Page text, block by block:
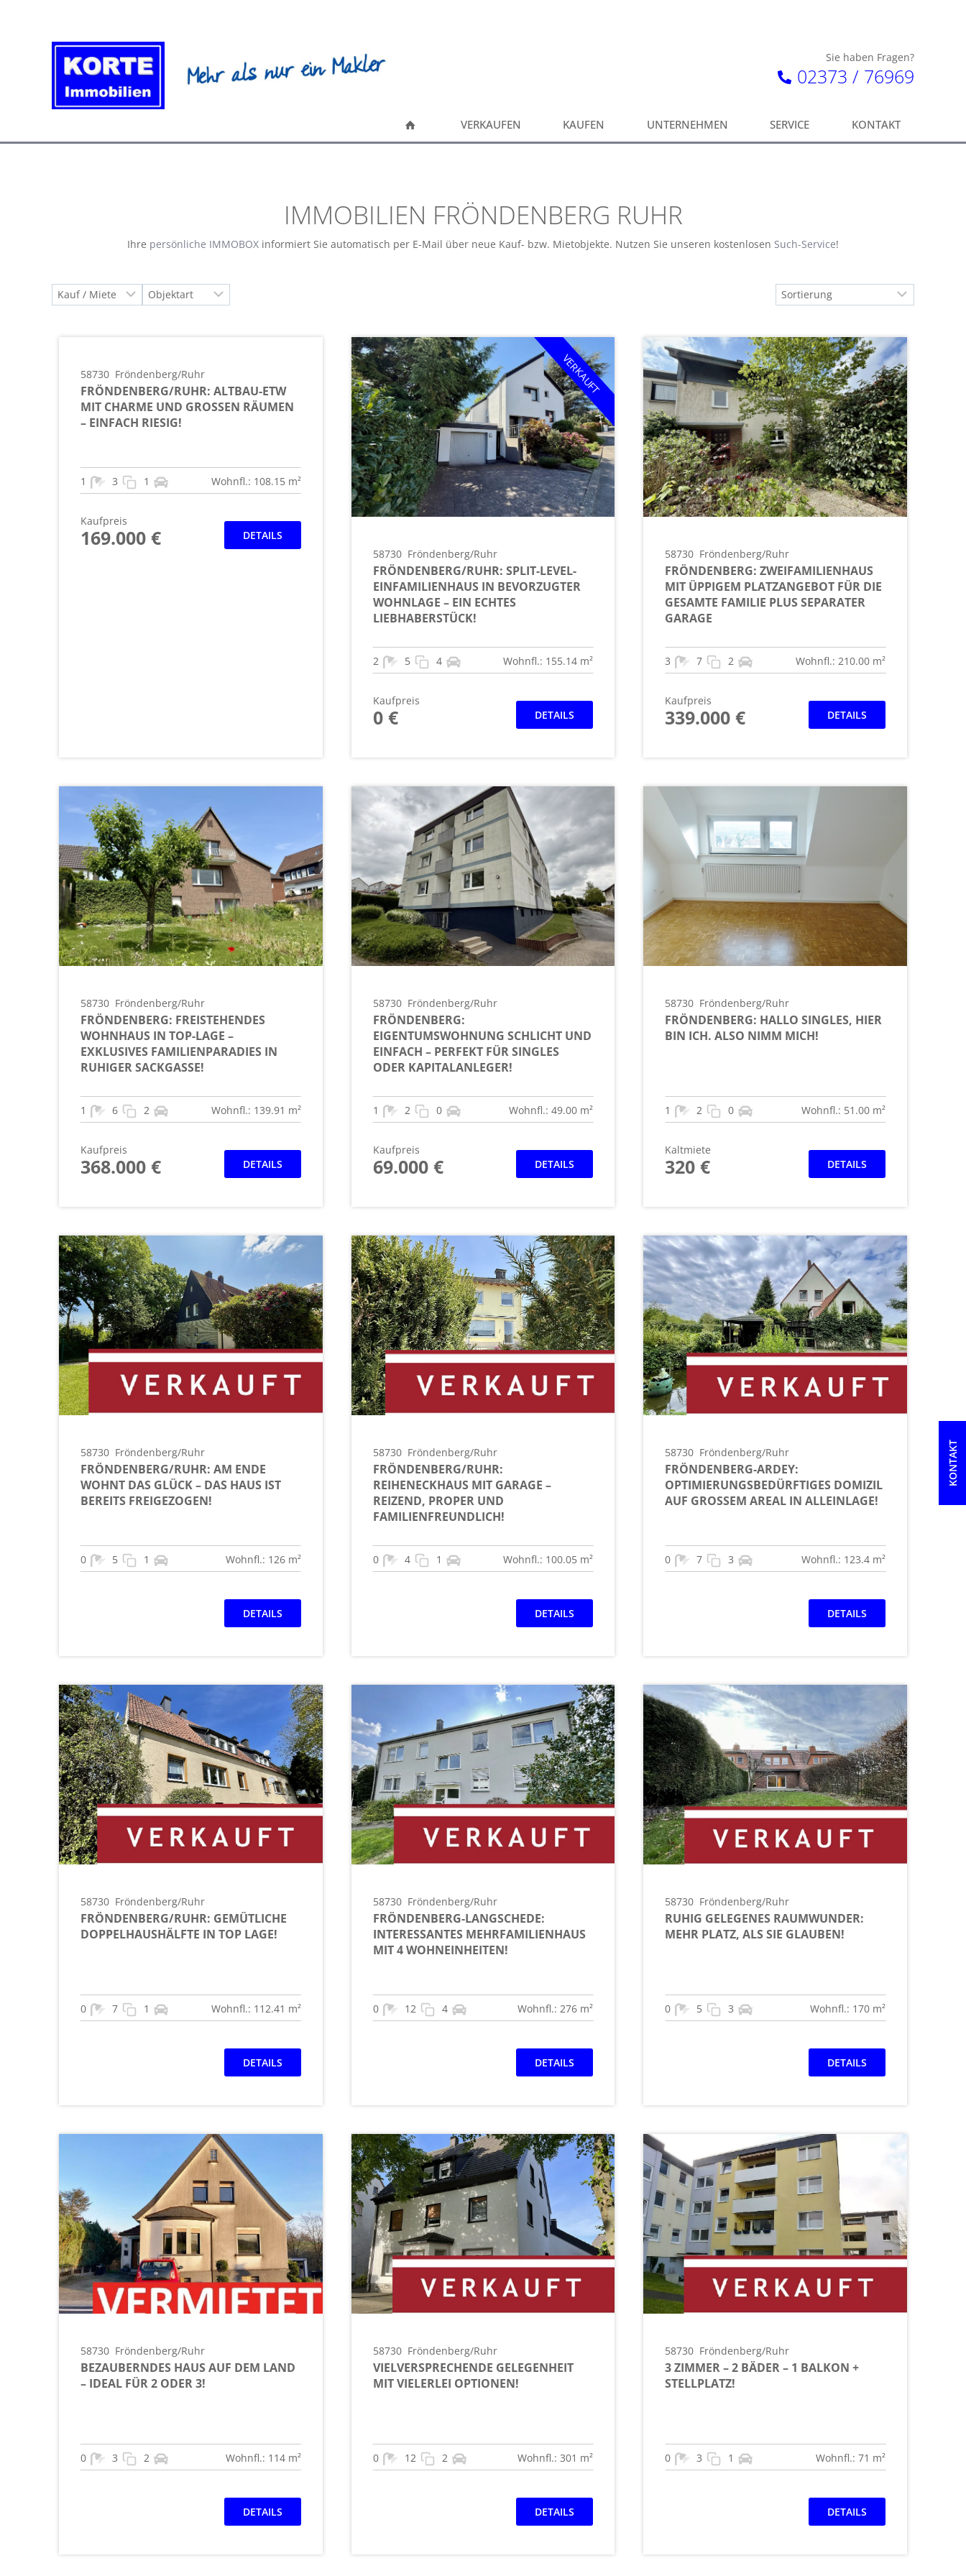
Sie haben Fragen?
02373 / 76969
VERKAUFEN KAUFEN UNTERNEHMEN SERVICE KONTAKT
KONTAKT
IMMOBILIEN FRÖNDENBERG RUHR
Ihre persönliche IMMOBOX informiert Sie automatisch per E-Mail über neue Kauf- bzw. Mietobjekte. Nutzen Sie unseren kostenlosen Such-Service!
58730 Fröndenberg/Ruhr
FRÖNDENBERG/RUHR: ALTBAU-ETW
MIT CHARME UND GROSSEN RÄUMEN –
EINFACH RIESIG!
1 3 1 Wohnfl.: 108.15 m²
Kaufpreis
169.000 € DETAILS
VERKAUFT
58730 Fröndenberg/Ruhr
FRÖNDENBERG/RUHR: SPLIT-LEVEL-
EINFAMILIENHAUS IN BEVORZUGTER
WOHNLAGE – EIN ECHTES
LIEBHABERSTÜCK!
2 5 4 Wohnfl.: 155.14 m²
Kaufpreis
0 € DETAILS
58730 Fröndenberg/Ruhr
FRÖNDENBERG: ZWEIFAMILIENHAUS
MIT ÜPPIGEM PLATZANGEBOT FÜR DIE
GESAMTE FAMILIE PLUS SEPARATER
GARAGE
3 7 2 Wohnfl.: 210.00 m²
Kaufpreis
339.000 € DETAILS
58730 Fröndenberg/Ruhr
FRÖNDENBERG: FREISTEHENDES
WOHNHAUS IN TOP-LAGE –
EXKLUSIVES FAMILIENPARADIES IN
RUHIGER SACKGASSE!
1 6 2 Wohnfl.: 139.91 m²
Kaufpreis
368.000 € DETAILS
58730 Fröndenberg/Ruhr
FRÖNDENBERG:
EIGENTUMSWOHNUNG SCHLICHT UND
EINFACH – PERFEKT FÜR SINGLES
ODER KAPITALANLEGER!
1 2 0 Wohnfl.: 49.00 m²
Kaufpreis
69.000 € DETAILS
58730 Fröndenberg/Ruhr
FRÖNDENBERG: HALLO SINGLES, HIER
BIN ICH. ALSO NIMM MICH!
1 2 0 Wohnfl.: 51.00 m²
Kaltmiete
320 € DETAILS
58730 Fröndenberg/Ruhr
FRÖNDENBERG/RUHR: AM ENDE
WOHNT DAS GLÜCK – DAS HAUS IST
BEREITS FREIGEZOGEN!
0 5 1 Wohnfl.: 126 m²
DETAILS
58730 Fröndenberg/Ruhr
FRÖNDENBERG/RUHR:
REIHENECKHAUS MIT GARAGE –
REIZEND, PROPER UND
FAMILIENFREUNDLICH!
0 4 1 Wohnfl.: 100.05 m²
DETAILS
58730 Fröndenberg/Ruhr
FRÖNDENBERG-ARDEY:
OPTIMIERUNGSBEDÜRFTIGES DOMIZIL
AUF GROSSEM AREAL IN ALLEINLAGE!
0 7 3 Wohnfl.: 123.4 m²
DETAILS
58730 Fröndenberg/Ruhr
FRÖNDENBERG/RUHR: GEMÜTLICHE
DOPPELHAUSHÄLFTE IN TOP LAGE!
0 7 1 Wohnfl.: 112.41 m²
DETAILS
58730 Fröndenberg/Ruhr
FRÖNDENBERG-LANGSCHEDE:
INTERESSANTES MEHRFAMILIENHAUS
MIT 4 WOHNEINHEITEN!
0 12 4 Wohnfl.: 276 m²
DETAILS
58730 Fröndenberg/Ruhr
RUHIG GELEGENES RAUMWUNDER:
MEHR PLATZ, ALS SIE GLAUBEN!
0 5 3 Wohnfl.: 170 m²
DETAILS
58730 Fröndenberg/Ruhr
BEZAUBERNDES HAUS AUF DEM LAND
– IDEAL FÜR 2 ODER 3!
0 3 2 Wohnfl.: 114 m²
DETAILS
58730 Fröndenberg/Ruhr
VIELVERSPRECHENDE GELEGENHEIT
MIT VIELERLEI OPTIONEN!
0 12 2 Wohnfl.: 301 m²
DETAILS
58730 Fröndenberg/Ruhr
3 ZIMMER – 2 BÄDER – 1 BALKON +
STELLPLATZ!
0 3 1 Wohnfl.: 71 m²
DETAILS